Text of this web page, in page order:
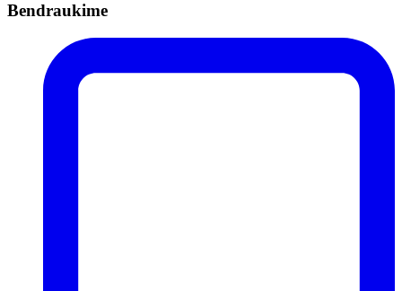
Bendraukime